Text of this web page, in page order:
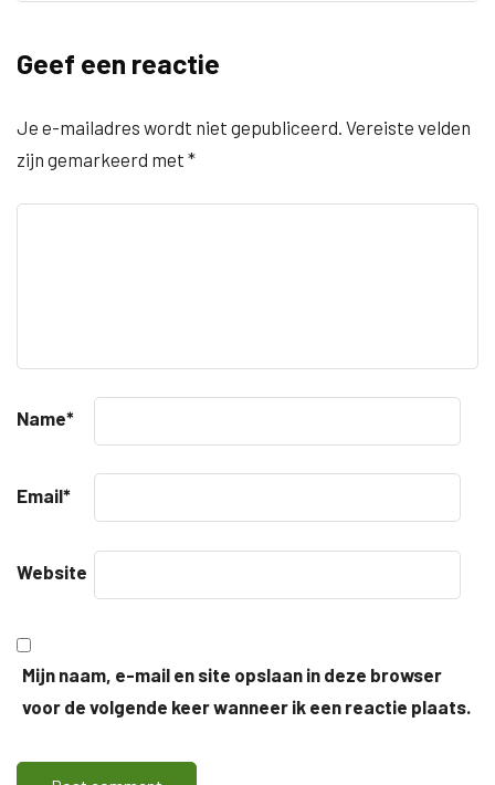
Geef een reactie
Je e-mailadres wordt niet gepubliceerd. Vereiste velden
zijn gemarkeerd met *
Name*
Email*
Website
Mijn naam, e-mail en site opslaan in deze browser
voor de volgende keer wanneer ik een reactie plaats.